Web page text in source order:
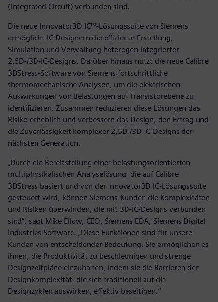
(Integrated Circuit) verbunden sind.
Die neue Innovator3D IC™-Lösungssuite von Siemens
ermöglicht IC-Designern die effiziente Erstellung,
Simulation und Verwaltung heterogen integrierter
2,5D-/3D-IC-Designs. Darüber hinaus nutzt die neue Calibre
3DStress-Software von Siemens fortschrittliche
thermomechanische Analysen, um die elektrischen
Auswirkungen von Belastungen auf Transistorebene zu
identifizieren. Zusammen reduzieren diese Lösungen das
Risiko erheblich und verbessern das Design, den Ertrag und
die Zuverlässigkeit komplexer 2,5D-/3D-IC-Designs der
nächsten Generation.
„Durch die Bereitstellung einer belastungsorientierten
multiphysikalischen Analyselösung, die auf Calibre
3DStress basiert und von der Innovator3D IC-Lösungssuite
gesteuert wird, können Siemens-Kunden die Komplexitäten
und Risiken überwinden, die mit 3D-IC-Designs verbunden
sind“, sagt Mike Ellow, CEO, Siemens EDA, Siemens Digital
Industries Software. „Diese Funktionen sind für unsere
Kunden von entscheidender Bedeutung. Sie ermöglichen es
ihnen, die Produktivität zu beschleunigen und strenge
Designzeitpläne einzuhalten, indem sie die Barrieren der
Designkomplexität, die sich traditionell auf die
Designzyklen auswirken, effektiv beseitigen.“